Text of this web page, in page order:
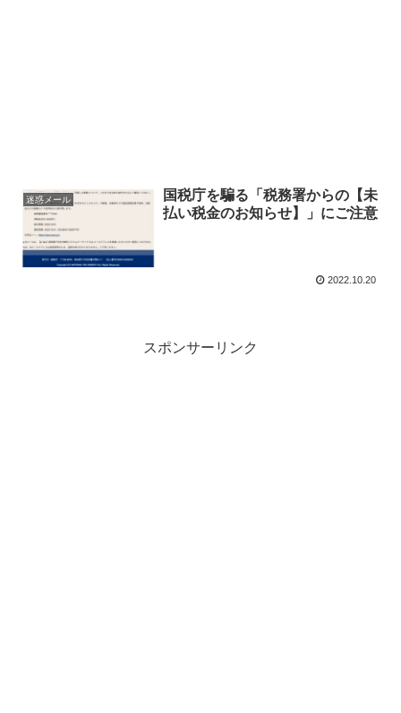
迷惑メール
国税庁を騙る「税務署からの【未
払い税金のお知らせ】」にご注意
2022.10.20
スポンサーリンク